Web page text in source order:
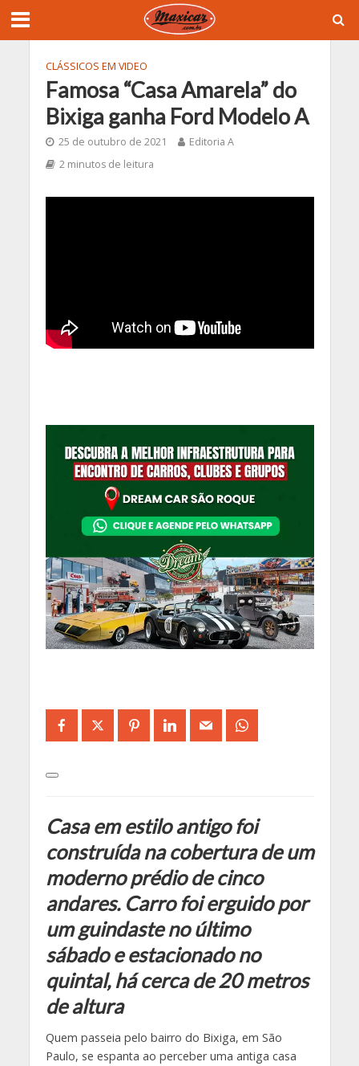
CLÁSSICOS EM VIDEO
Famosa “Casa Amarela” do
Bixiga ganha Ford Modelo A
25 de outubro de 2021
Editoria A
2 minutos de leitura
Casa em estilo antigo foi
construída na cobertura de um
moderno prédio de cinco
andares. Carro foi erguido por
um guindaste no último
sábado e estacionado no
quintal, há cerca de 20 metros
de altura
Quem passeia pelo bairro do Bixiga, em São
Paulo, se espanta ao perceber uma antiga casa